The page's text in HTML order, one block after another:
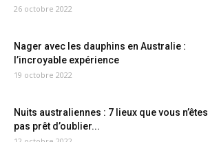
26 octobre 2022
Nager avec les dauphins en Australie :
l’incroyable expérience
19 octobre 2022
Nuits australiennes : 7 lieux que vous n’êtes
pas prêt d’oublier...